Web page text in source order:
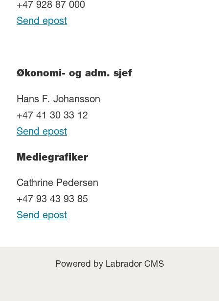
+47 928 87 000
Send epost
Økonomi- og adm. sjef
Hans F. Johansson
+47 41 30 33 12
Send epost
Mediegrafiker
Cathrine Pedersen
+47 93 43 93 85
Send epost
Powered by Labrador CMS